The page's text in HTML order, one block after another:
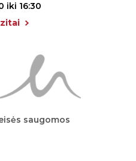
iki 16:30
saugomos